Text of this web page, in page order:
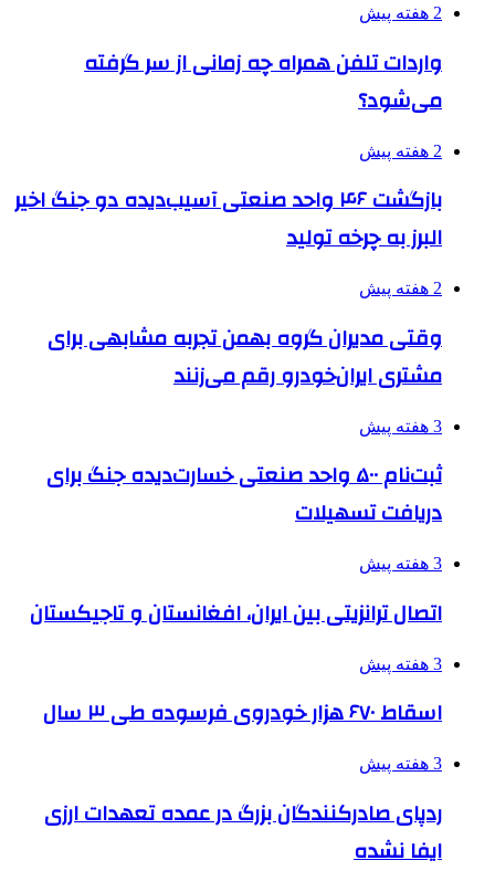
2 هفته پیش
واردات تلفن همراه چه زمانی از سر گرفته
می‌شود؟
2 هفته پیش
بازگشت ۴۶ واحد صنعتی آسیب‌دیده دو جنگ اخیر
البرز به چرخه تولید
2 هفته پیش
وقتی مدیران گروه بهمن تجربه مشابهی برای
مشتری ایران‌خودرو رقم می‌زنند
3 هفته پیش
ثبت‌نام ۵۰۰ واحد صنعتی خسارت‌دیده جنگ برای
دریافت تسهیلات
3 هفته پیش
اتصال ترانزیتی بین ایران، افغانستان و تاجیکستان
3 هفته پیش
اسقاط ۶۷۰ هزار خودروی فرسوده طی ۳ سال
3 هفته پیش
ردپای صادرکنندگان بزرگ در عمده تعهدات ارزی
ایفا نشده